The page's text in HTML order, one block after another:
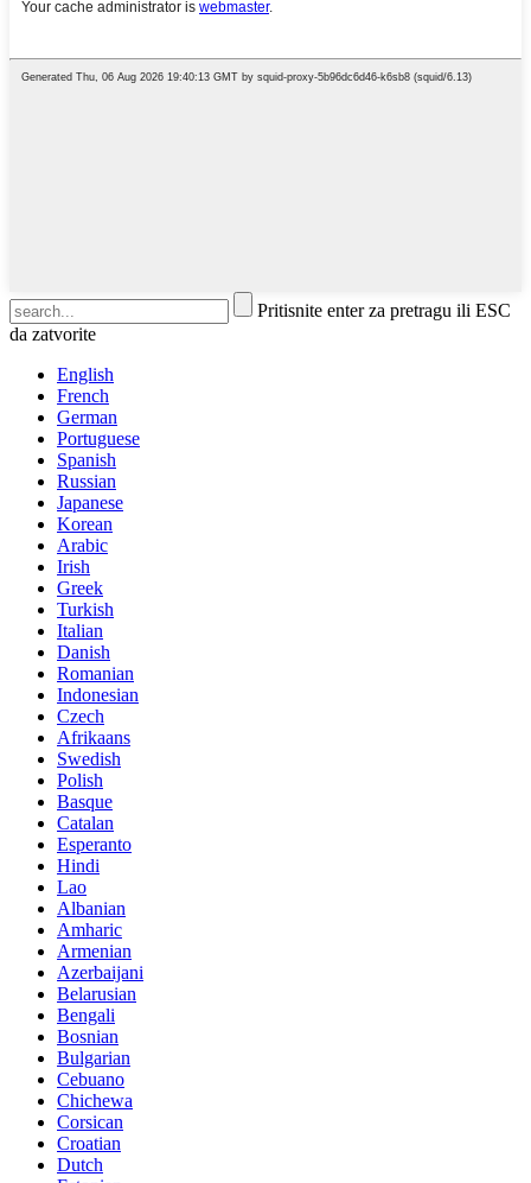
Pritisnite enter za pretragu ili ESC
da zatvorite
English
French
German
Portuguese
Spanish
Russian
Japanese
Korean
Arabic
Irish
Greek
Turkish
Italian
Danish
Romanian
Indonesian
Czech
Afrikaans
Swedish
Polish
Basque
Catalan
Esperanto
Hindi
Lao
Albanian
Amharic
Armenian
Azerbaijani
Belarusian
Bengali
Bosnian
Bulgarian
Cebuano
Chichewa
Corsican
Croatian
Dutch